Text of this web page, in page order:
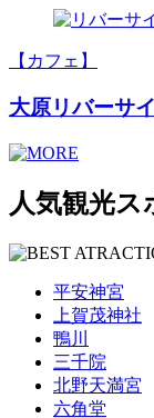
【カフェ】
大原リバーサ
人気観光ス
平安神宮
上賀茂神社
鴨川
三千院
北野天満宮
六角堂